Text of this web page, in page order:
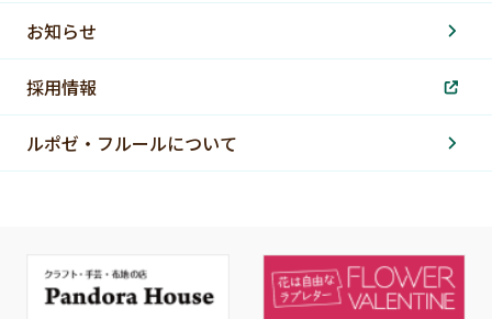
お知らせ
採用情報
ルポゼ・フルールについて